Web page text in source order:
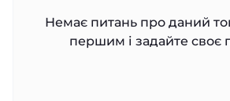
Немає питань про даний
першим і задайте своє